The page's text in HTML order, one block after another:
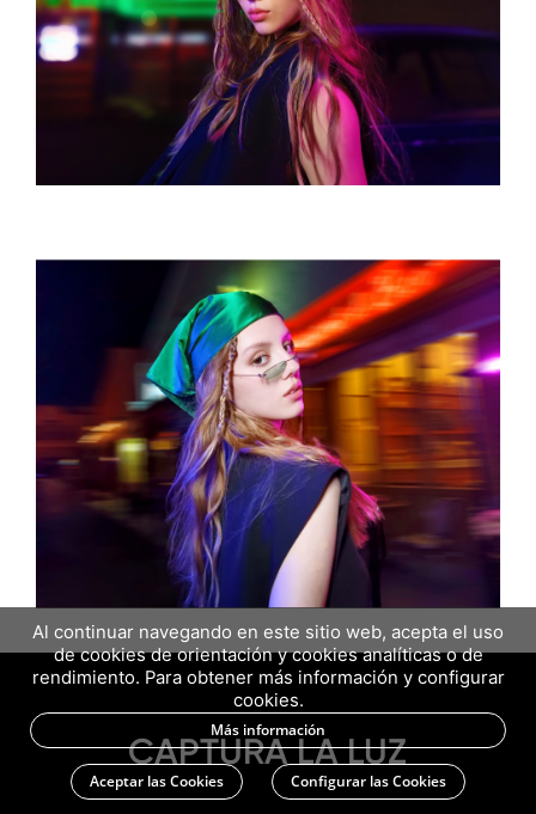
CAPTURA LA LUZ
Al continuar navegando en este sitio web, acepta el uso
de cookies de orientación y cookies analíticas o de
rendimiento. Para obtener más información y configurar
cookies.
Más información
Aceptar las Cookies Configurar las Cookies